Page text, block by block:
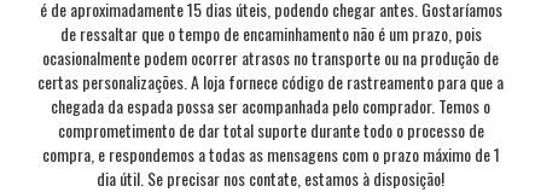
é de aproximadamente 15 dias úteis, podendo chegar antes. Gostaríamos
de ressaltar que o tempo de encaminhamento não é um prazo, pois
ocasionalmente podem ocorrer atrasos no transporte ou na produção de
certas personalizações. A loja fornece código de rastreamento para que a
chegada da espada possa ser acompanhada pelo comprador. Temos o
comprometimento de dar total suporte durante todo o processo de
compra, e respondemos a todas as mensagens com o prazo máximo de 1
dia útil. Se precisar nos contate, estamos à disposição!